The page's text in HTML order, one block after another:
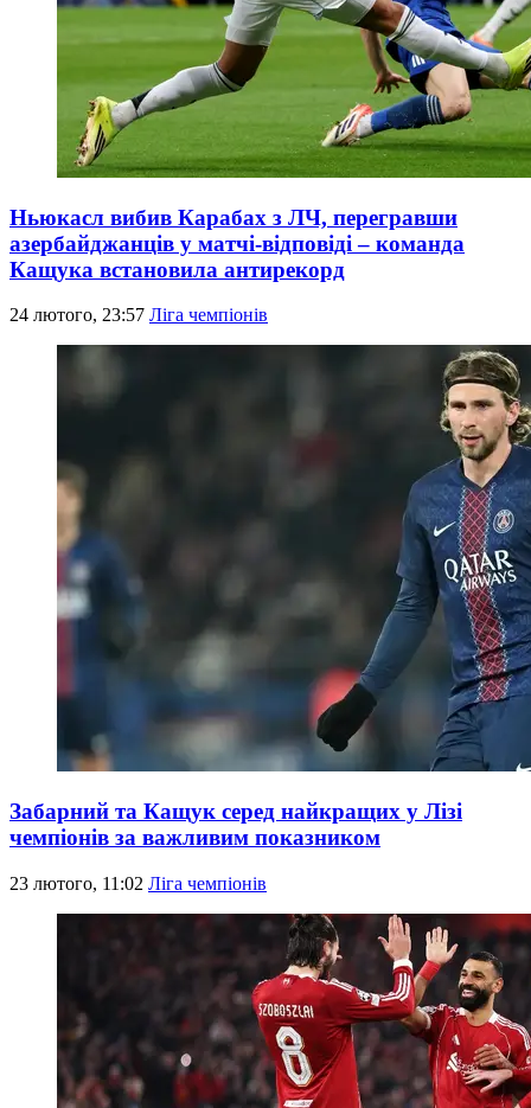
Ньюкасл вибив Карабах з ЛЧ, перегравши
азербайджанців у матчі-відповіді – команда
Кащука встановила антирекорд
24 лютого, 23:57 Ліга чемпіонів
Забарний та Кащук серед найкращих у Лізі
чемпіонів за важливим показником
23 лютого, 11:02 Ліга чемпіонів